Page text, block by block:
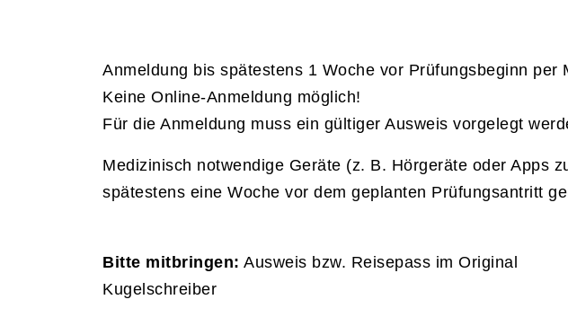
Anmeldung bis spätestens 1 Woche vor Prüfungsbeginn per
Keine Online-Anmeldung möglich!
Für die Anmeldung muss ein gültiger Ausweis vorgelegt
Medizinisch notwendige Geräte (z. B. Hörgeräte oder Apps
spätestens eine Woche vor dem geplanten Prüfungsantritt
Bitte mitbringen: Ausweis bzw. Reisepass im Original
Kugelschreiber